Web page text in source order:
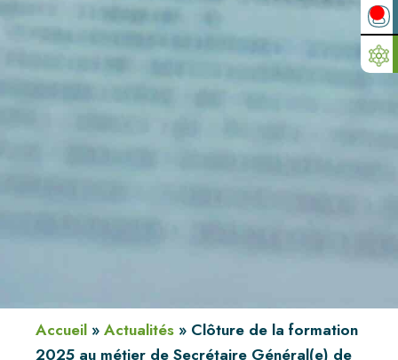
Accueil »Actualités » Clôture de la formation
2025 au métier de Secrétaire Général(e) de